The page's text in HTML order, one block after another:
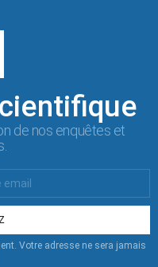
de nos enquêtes et
Votre adresse ne sera jamais